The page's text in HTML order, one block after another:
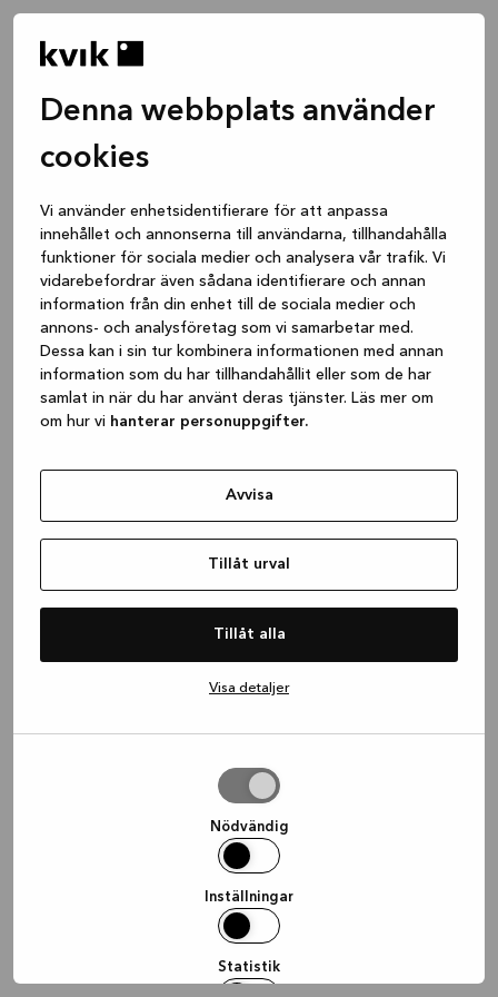
Denna webbplats använder
cookies
Vi använder enhetsidentifierare för att anpassa
innehållet och annonserna till användarna, tillhandahålla
funktioner för sociala medier och analysera vår trafik. Vi
vidarebefordrar även sådana identifierare och annan
information från din enhet till de sociala medier och
annons- och analysföretag som vi samarbetar med.
Dessa kan i sin tur kombinera informationen med annan
information som du har tillhandahållit eller som de har
samlat in när du har använt deras tjänster. Läs mer om
om hur vi hanterar personuppgifter.
Avvisa
Tillåt urval
Tillåt alla
Visa detaljer
Nödvändig
Inställningar
Statistik
(see the browser console for more
information).